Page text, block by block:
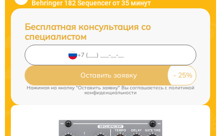
Behringer 182 Sequencer от 35 минут
Бесплатная консультация со
специалистом
Оставить заявку
Нажимая на кнопку "Оставить заявку" Вы соглашаетесь cполитикой
конфиденциальности